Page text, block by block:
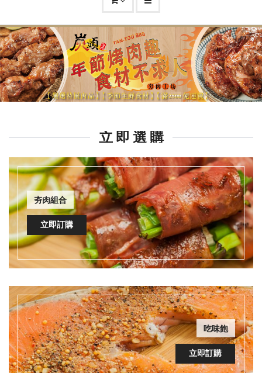
立 即 選 購
夯肉組合
立即訂購
吃味飽
立即訂購